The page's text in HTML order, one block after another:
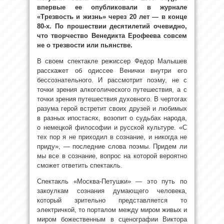
впервые ее опубликовали в журнале
«Трезвость и жизнь» через 20 лет — в конце
80-х. По прошествии десятилетий очевидно,
что творчество Венедикта Ерофеева совсем
не о трезвости или пьянстве.
В своем спектакле режиссер Федор Малышев
расскажет об одиссее Венички внутри его
бессознательного. И рассмотрит поэму, не с
точки зрения алкоголического путешествия, а с
точки зрения путешествия духовного. В чертогах
разума герой встретит своих друзей и любимых
в разных ипостасях, возопит о судьбах народа,
о немецкой философии и русской культуре. «С
тех пор я не приходил в сознание, и никогда не
приду», — последние слова поэмы. Придем ли
мы все в сознание, вопрос на которой вероятно
сможет ответить спектакль.
Спектакль «Москва-Петушки» — это путь по
закоулкам сознания думающего человека,
который зрительно представляется то
электричкой, то порталом между миром живых и
миром божественным в сценографии Виктора